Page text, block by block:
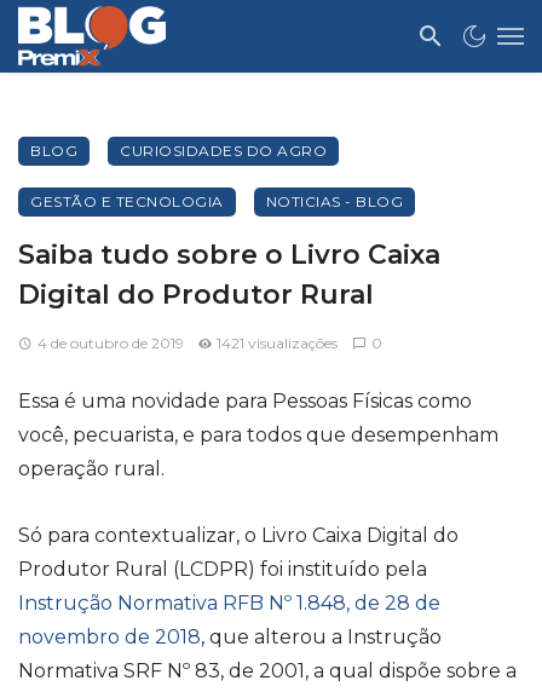
BLOG CURIOSIDADES DO AGRO
GESTÃO E TECNOLOGIA NOTICIAS - BLOG
Saiba tudo sobre o Livro Caixa
Digital do Produtor Rural
4 de outubro de 2019 1421 visualizações 0
Essa é uma novidade para Pessoas Físicas como
você, pecuarista, e para todos que desempenham
operação rural.
Só para contextualizar, o Livro Caixa Digital do
Produtor Rural (LCDPR) foi instituído pela
Instrução Normativa RFB Nº 1.848, de 28 de
novembro de 2018, que alterou a Instrução
Normativa SRF Nº 83, de 2001, a qual dispõe sobre a